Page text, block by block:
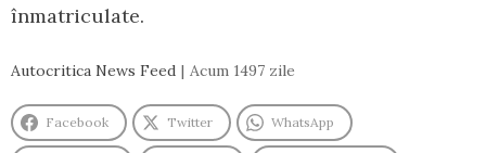
înmatriculate.
Autocritica News Feed Acum 1497 zile
Facebook Twitter WhatsApp